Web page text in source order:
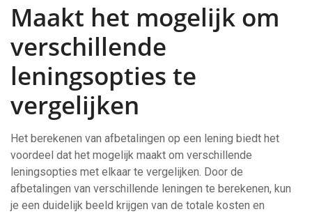
Maakt het mogelijk om
verschillende
leningsopties te
vergelijken
Het berekenen van afbetalingen op een lening biedt het
voordeel dat het mogelijk maakt om verschillende
leningsopties met elkaar te vergelijken. Door de
afbetalingen van verschillende leningen te berekenen, kun
je een duidelijk beeld krijgen van de totale kosten en